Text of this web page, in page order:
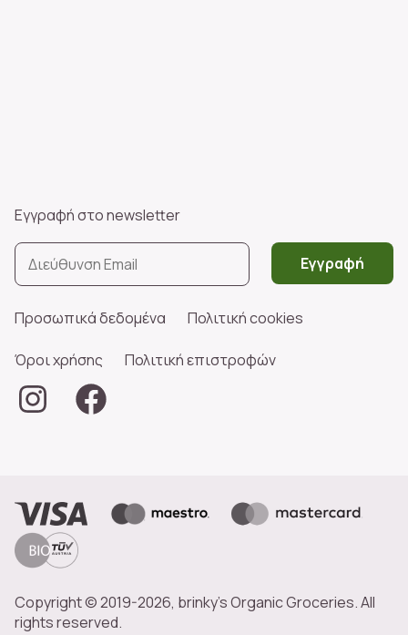
Εγγραφή στο newsletter
Εγγραφή
Προσωπικά δεδομένα Πολιτική cookies
Όροι χρήσης Πολιτική επιστροφών
Copyright © 2019-2026, brinky's Organic Groceries. All
rights reserved.